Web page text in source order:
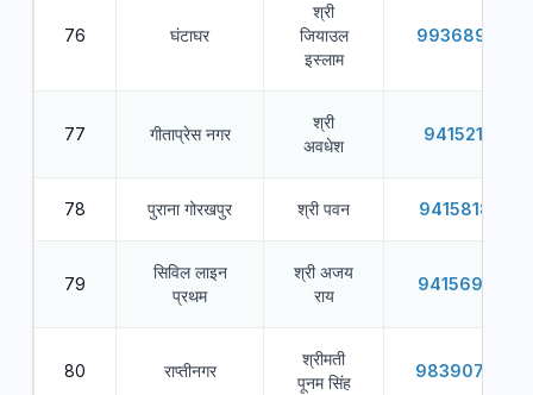
76 घंटाघर
श्री
जियाउल
इस्लाम
9936891343
77 गीताप्रेस नगर
श्री
अवधेश
9415210311
78 पुराना गोरखपुर श्री पवन 9415818065
79
सिविल लाइन
प्रथम
श्री अजय
राय
9415691600
80 राप्तीनगर
श्रीमती
पूनम सिंह
9839070257